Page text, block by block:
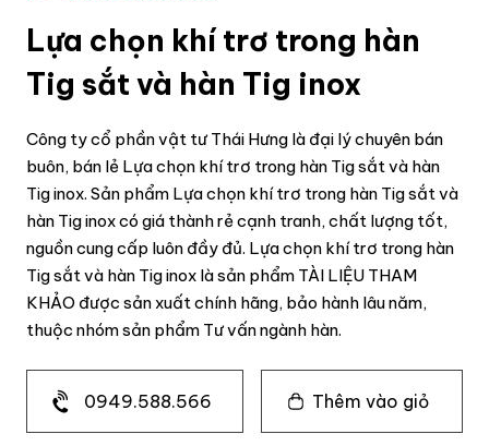
Lựa chọn khí trơ trong hàn
Tig sắt và hàn Tig inox
Công ty cổ phần vật tư Thái Hưng là đại lý chuyên bán
buôn, bán lẻ Lựa chọn khí trơ trong hàn Tig sắt và hàn
Tig inox. Sản phẩm Lựa chọn khí trơ trong hàn Tig sắt và
hàn Tig inox có giá thành rẻ cạnh tranh, chất lượng tốt,
nguồn cung cấp luôn đầy đủ. Lựa chọn khí trơ trong hàn
Tig sắt và hàn Tig inox là sản phẩm TÀI LIỆU THAM
KHẢO được sản xuất chính hãng, bảo hành lâu năm,
thuộc nhóm sản phẩm Tư vấn ngành hàn.
0949.588.566 Thêm vào giỏ